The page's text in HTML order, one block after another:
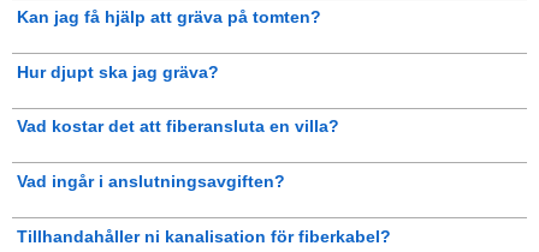
Kan jag få hjälp att gräva på tomten?
Hur djupt ska jag gräva?
Vad kostar det att fiberansluta en villa?
Vad ingår i anslutningsavgiften?
Tillhandahåller ni kanalisation för fiberkabel?